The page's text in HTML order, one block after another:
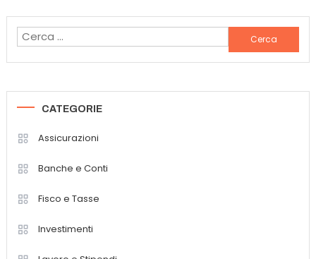
Ricerca
per:
CATEGORIE
Assicurazioni
Banche e Conti
Fisco e Tasse
Investimenti